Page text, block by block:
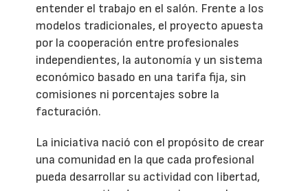
entender el trabajo en el salón. Frente a los
modelos tradicionales, el proyecto apuesta
por la cooperación entre profesionales
independientes, la autonomía y un sistema
económico basado en una tarifa fija, sin
comisiones ni porcentajes sobre la
facturación.
La iniciativa nació con el propósito de crear
una comunidad en la que cada profesional
pueda desarrollar su actividad con libertad,